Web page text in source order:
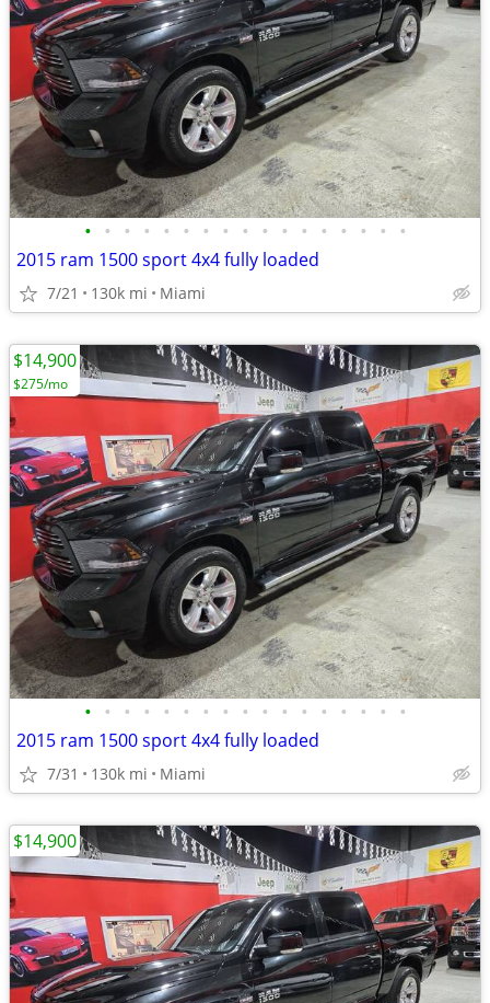
• • • • • • • • • • • • • • • • •
2015 ram 1500 sport 4x4 fully loaded
7/21 130k mi Miami
• • • • • • • • • • • • • • • • •
2015 ram 1500 sport 4x4 fully loaded
7/31 130k mi Miami
$14,900
$275/mo
$14,900